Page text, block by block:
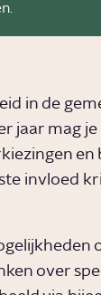
in de
jaar mag
en
invloed
over